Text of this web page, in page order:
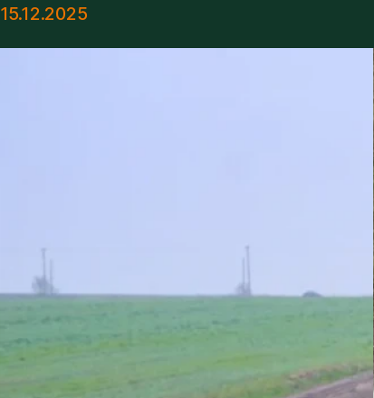
15.12.2025